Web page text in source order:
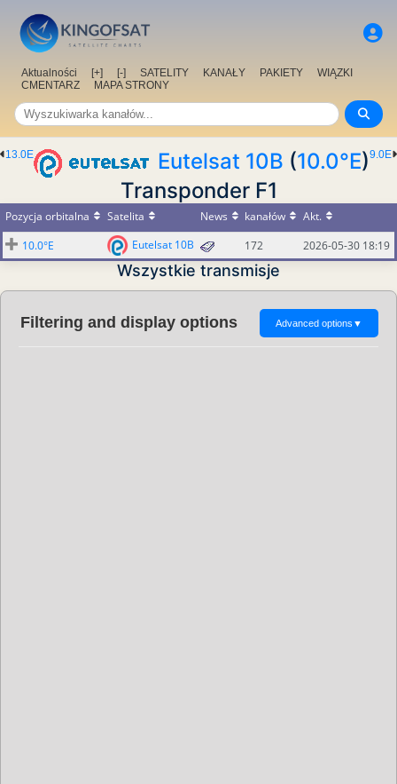
Aktualności [+] [-] SATELITY KANAŁY PAKIETY
WIĄZKI
CMENTARZ
MAPA STRONY
9.0E
13.0E Eutelsat 10B (10.0°E)
Transponder F1
Pozycja orbitalna Satelita News kanałów
Akt.
10.0°E
Eutelsat 10B 172 2026-05-30 18:19
Wszystkie transmisje
Filtering and display options Advanced options ▼